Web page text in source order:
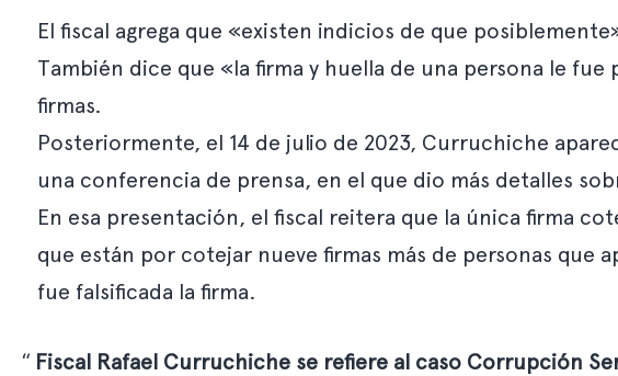
El fiscal agrega que «existen indicios de que
También dice que «la firma y huella de una persona le
firmas.
Posteriormente, el 14 de julio de 2023, Curruchiche
una conferencia de prensa, en el que dio más detalles
En esa presentación, el fiscal reitera que la única firma
que están por cotejar nueve firmas más de personas que
fue falsificada la firma.
Fiscal Rafael Curruchiche se refiere al caso Corrupción